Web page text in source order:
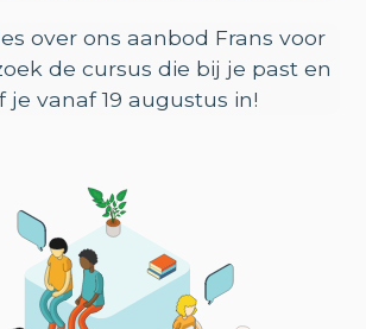
over ons aanbod Frans voor
de cursus die bij je past en
je vanaf 19 augustus in!